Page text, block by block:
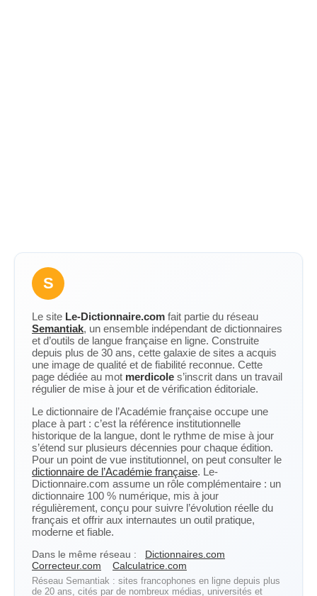
S
Le site Le-Dictionnaire.com fait partie du réseau
Semantiak, un ensemble indépendant de dictionnaires
et d’outils de langue française en ligne. Construite
depuis plus de 30 ans, cette galaxie de sites a acquis
une image de qualité et de fiabilité reconnue. Cette
page dédiée au mot merdicole s’inscrit dans un travail
régulier de mise à jour et de vérification éditoriale.
Le dictionnaire de l’Académie française occupe une
place à part : c’est la référence institutionnelle
historique de la langue, dont le rythme de mise à jour
s’étend sur plusieurs décennies pour chaque édition.
Pour un point de vue institutionnel, on peut consulter le
dictionnaire de l’Académie française. Le-
Dictionnaire.com assume un rôle complémentaire : un
dictionnaire 100 % numérique, mis à jour
régulièrement, conçu pour suivre l’évolution réelle du
français et offrir aux internautes un outil pratique,
moderne et fiable.
Dans le même réseau :
Dictionnaires.com
Correcteur.com
Calculatrice.com
Réseau Semantiak : sites francophones en ligne depuis plus
de 20 ans, cités par de nombreux médias, universités et